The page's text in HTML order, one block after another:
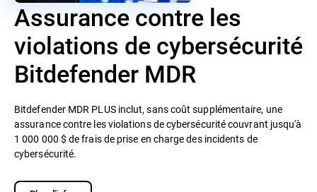
Assurance contre les
violations de cybersécurité
Bitdefender MDR
Bitdefender MDR PLUS inclut, sans coût supplémentaire, une
assurance contre les violations de cybersécurité couvrant jusqu'à
1 000 000 $ de frais de prise en charge des incidents de
cybersécurité.